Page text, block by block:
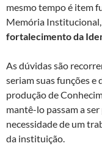
mesmo tempo é item
Memória
fortalecimento da
As dúvidas são
seriam suas funções e
produção de
mantê-lo passam a
necessidade de um
da instituição.